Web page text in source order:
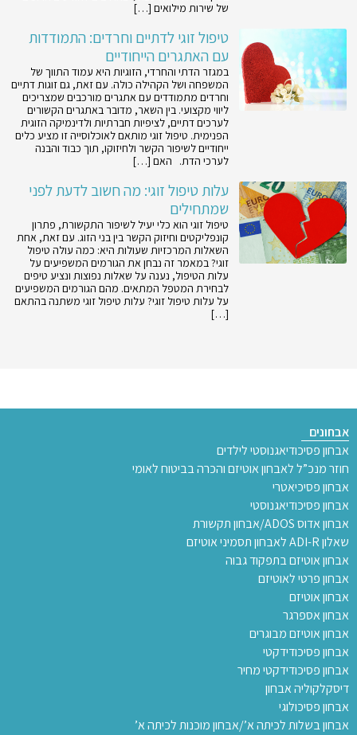
של שירות מילואים […]
טיפול זוגי לדתיים וחרדים: התמודדות
עם האתגרים הייחודיים
במגזר הדתי והחרדי, הזוגיות היא עמוד התווך של
המשפחה ושל הקהילה כולה. עם זאת, גם זוגות דתיים
וחרדים מתמודדים עם אתגרים מורכבים שמצריכים
ליווי מקצועי. בין השאר, מדובר באתגרים הקשורים
לערכים דתיים, לציפיות חברתיות ולדינמיקה הזוגית
הפנימית. טיפול זוגי מותאם לאוכלוסייה זו מציע כלים
ייחודיים לשיפור הקשר ולחיזוקו, תוך כבוד והבנה
לערכי הדת. האם […]
עלות טיפול זוגי: מה חשוב לדעת לפני
שמתחילים
טיפול זוגי הוא כלי יעיל לשיפור התקשורת, פתרון
קונפליקטים וחיזוק הקשר בין בני הזוג. עם זאת, אחת
השאלות המרכזיות שעולות היא: כמה עולה טיפול
זוגי? במאמר זה נבחן את הגורמים המשפיעים על
עלות הטיפול, נענה על שאלות נפוצות ונציע טיפים
לבחירת המטפל המתאים. מהם הגורמים המשפיעים
על עלות טיפול זוגי? עלות טיפול זוגי משתנה בהתאם
[…]
אבחונים
אבחון פסיכודיאגנוסטי לילדים
חוזר מנכ”ל לאבחון אוטיזם והכרה בביטוח לאומי
אבחון פסיכיאטרי
אבחון פסיכודיאגנוסטי
אבחון אדוס ADOS/אבחון תקשורת
שאלון ADI-R לאבחון תסמיני אוטיזם
אבחון אוטיזם בתפקוד גבוה
אבחון פרטי לאוטיזם
אבחון אוטיזם
אבחון אספרגר
אבחון אוטיזם מבוגרים
אבחון פסיכודידקטי
אבחון פסיכודידקטי מחיר
דיסקלקוליה אבחון
אבחון פסיכולוגי
אבחון בשלות לכיתה א’/אבחון מוכנות לכיתה א’